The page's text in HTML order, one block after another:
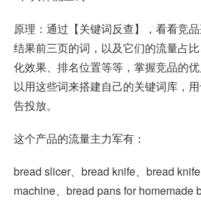
原理：通过【关键词反查】，看看竞
结果前三页的词，以及它们的流量占
化效果、排名位置等等，掌握竞品的
以用这些词来搭建自己的关键词库，
告投放。
这个产品的流量主力军有：
bread slicer、bread knife、bread
machine、bread pans for homemade